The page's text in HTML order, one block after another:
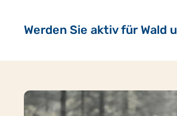
Werden Sie aktiv für Wald